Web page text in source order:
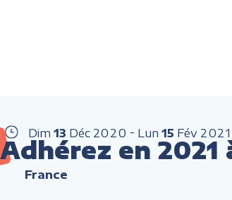
Dim 13 Déc 2020 Lun 15 Fév 2021
Adhérez en
France